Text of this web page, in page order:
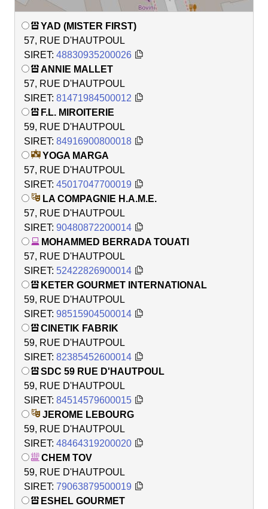
YAD (MISTER FIRST)
57, RUE D'HAUTPOUL
SIRET: 48830935200026
ANNIE MALLET
57, RUE D'HAUTPOUL
SIRET: 81471984500012
F.L. MIROITERIE
59, RUE D'HAUTPOUL
SIRET: 84916900800018
YOGA MARGA
57, RUE D'HAUTPOUL
SIRET: 45017047700019
LA COMPAGNIE H.A.M.E.
57, RUE D'HAUTPOUL
SIRET: 90480872200014
MOHAMMED BERRADA TOUATI
57, RUE D'HAUTPOUL
SIRET: 52422826900014
KETER GOURMET INTERNATIONAL
59, RUE D'HAUTPOUL
SIRET: 98515904500014
CINETIK FABRIK
59, RUE D'HAUTPOUL
SIRET: 82385452600014
SDC 59 RUE D'HAUTPOUL
59, RUE D'HAUTPOUL
SIRET: 84514579600015
JEROME LEBOURG
59, RUE D'HAUTPOUL
SIRET: 48464319200020
CHEM TOV
59, RUE D'HAUTPOUL
SIRET: 79063879500019
ESHEL GOURMET